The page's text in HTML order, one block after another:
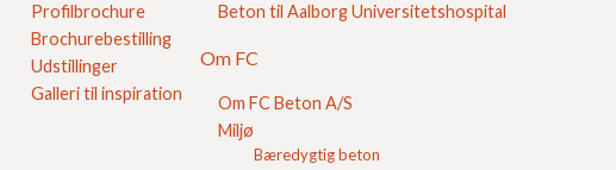
Profilbrochure
Brochurebestilling
Udstillinger
Galleri til inspiration
Beton til Aalborg Universitetshospital
Om FC
Om FC Beton A/S
Miljø
Bæredygtig beton
Betonfliser 50x50
Betonfliser 60x60
Plænekantsten
Støttemur